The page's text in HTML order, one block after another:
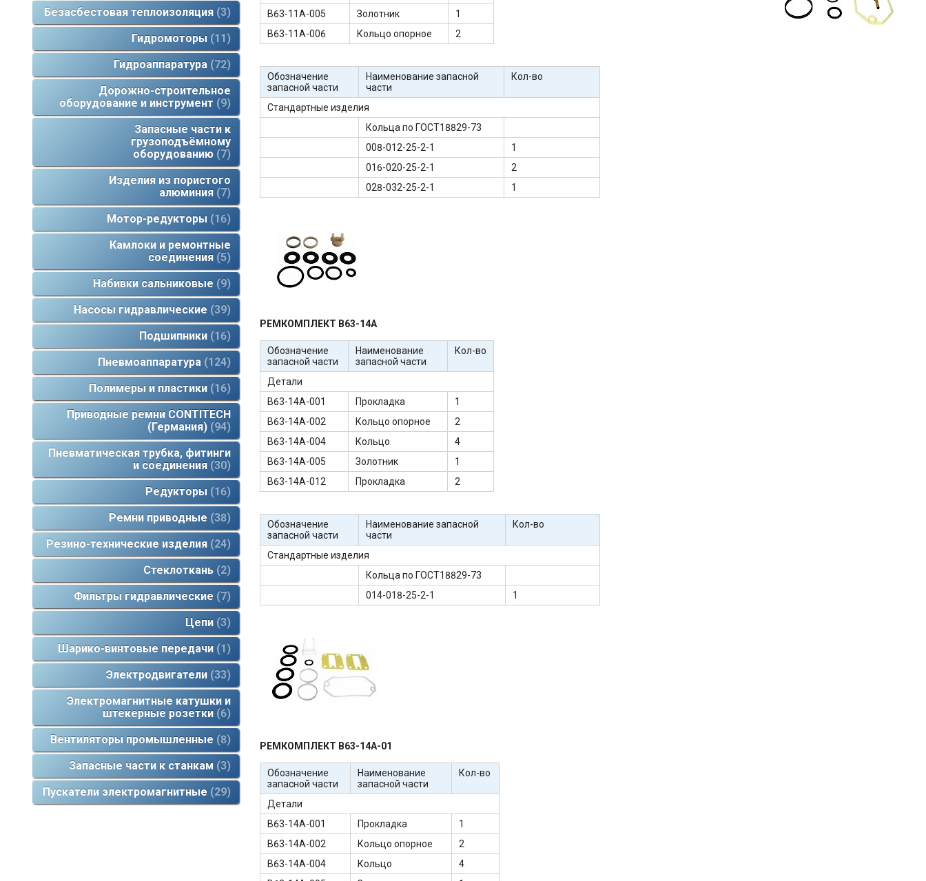
Безасбестовая теплоизоляция 3
Гидромоторы
11
Гидроаппаратура 72
Дорожно-строительное
оборудование и инструмент
9
Запасные части к
грузоподъёмному
оборудованию 7
Изделия из пористого
алюминия 7
Мотор-редукторы
16
Камлоки и ремонтные
соединения 5
Набивки сальниковые
9
Насосы гидравлические 39
Подшипники 16
Пневмоаппаратура 124
Полимеры и пластики 16
Приводные ремни CONTITECH
(Германия) 94
Пневматическая трубка, фитинги
и соединения 30
Редукторы
16
Ремни приводные 38
Резино-технические изделия 24
Стеклоткань 2
Фильтры гидравлические
7
Цепи 3
Шарико-винтовые передачи 1
Электродвигатели 33
Электромагнитные катушки и
штекерные розетки 6
Вентиляторы промышленные
8
Запасные части к станкам 3
Пускатели электромагнитные
29
В63-11А-005
Золотник
1
В63-11А-006
Кольцо опорное 2
Обозначение
запасной части
Наименование запасной
части
Кол-во
Стандартные изделия
Кольца по ГОСТ18829-73
008-012-25-2-1
1
016-020-25-2-1
2
028-032-25-2-1
1
РЕМКОМПЛЕКТ В63-14А
Обозначение
запасной части
Наименование
запасной части
Кол-во
Детали
В63-14А-001
Прокладка
1
В63-14А-002
Кольцо опорное
2
В63-14А-004
Кольцо
4
В63-14А-005
Золотник
1
В63-14А-012
Прокладка 2
Обозначение
запасной части
Наименование запасной
части
Кол-во
Стандартные изделия
Кольца по ГОСТ18829-73
014-018-25-2-1
1
РЕМКОМПЛЕКТ В63-14А-01
Обозначение
запасной части
Наименование
запасной части
Кол-во
Детали
В63-14А-001
Прокладка
1
В63-14А-002
Кольцо опорное
2
В63-14А-004
Кольцо
4